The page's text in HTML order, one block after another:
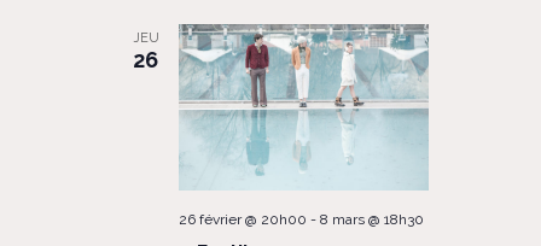
JEU
26
26 février @ 20h00 - 8 mars @ 18h30